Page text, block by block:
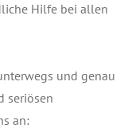
Hilfe bei allen
und genau
seriösen
an: